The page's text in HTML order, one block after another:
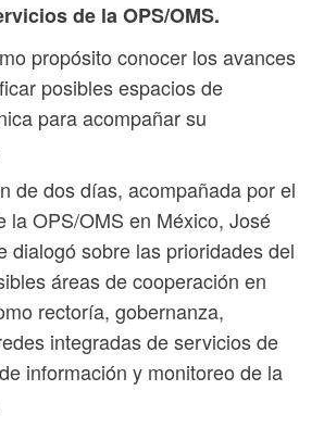
de la OPS/OMS.
propósito conocer los avances
posibles espacios de
para acompañar su
de dos días, acompañada por el
la OPS/OMS en México, José
dialogó sobre las prioridades del
áreas de cooperación en
rectoría, gobernanza,
integradas de servicios de
información y monitoreo de la